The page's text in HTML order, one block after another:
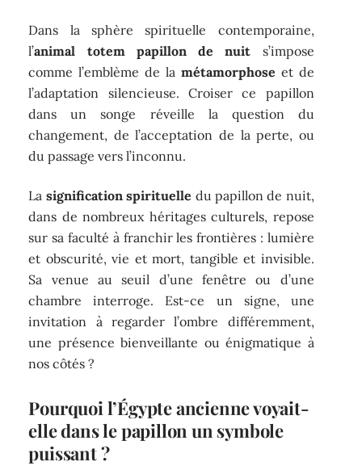
Dans la sphère spirituelle contemporaine,
l’animal totem papillon de nuit s’impose
comme l’emblème de la métamorphose et de
l’adaptation silencieuse. Croiser ce papillon
dans un songe réveille la question du
changement, de l’acceptation de la perte, ou
du passage vers l’inconnu.
La signification spirituelle du papillon de nuit,
dans de nombreux héritages culturels, repose
sur sa faculté à franchir les frontières : lumière
et obscurité, vie et mort, tangible et invisible.
Sa venue au seuil d’une fenêtre ou d’une
chambre interroge. Est-ce un signe, une
invitation à regarder l’ombre différemment,
une présence bienveillante ou énigmatique à
nos côtés ?
Pourquoi l’Égypte ancienne voyait-
elle dans le papillon un symbole
puissant ?